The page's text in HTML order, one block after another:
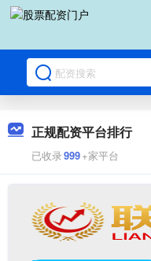
正规配资平台排行
已收录999+家平台